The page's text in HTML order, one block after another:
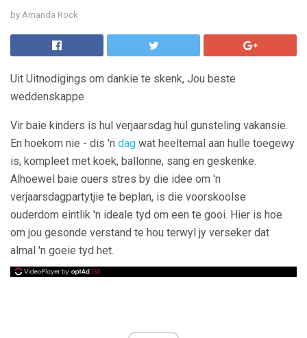
by Amanda Rock
Uit Uitnodigings om dankie te skenk, Jou beste
weddenskappe
Vir baie kinders is hul verjaarsdag hul gunsteling vakansie.
En hoekom nie - dis 'n dag wat heeltemal aan hulle toegewy
is, kompleet met koek, ballonne, sang en geskenke.
Alhoewel baie ouers stres by die idee om 'n
verjaarsdagpartytjie te beplan, is die voorskoolse
ouderdom eintlik 'n ideale tyd om een ​​te gooi. Hier is hoe
om jou gesonde verstand te hou terwyl jy verseker dat
almal 'n goeie tyd het.